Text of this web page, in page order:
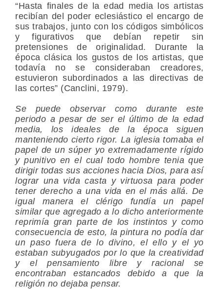
“Hasta finales de la edad media los artistas
recibían del poder eclesiástico el encargo de
sus trabajos, junto con los códigos simbólicos
y figurativos que debían repetir sin
pretensiones de originalidad. Durante la
época clásica los gustos de los artistas, que
todavía no se consideraban creadores,
estuvieron subordinados a las directivas de
las cortes” (Canclini, 1979).
Se puede observar como durante este
periodo a pesar de ser el último de la edad
media, los ideales de la época siguen
manteniendo cierto rigor. La iglesia tomaba el
papel de un súper yo extremadamente rígido
y punitivo en el cual todo hombre tenia que
dirigir todas sus acciones hacia Dios, para así
lograr una vida casta y virtuosa para poder
tener derecho a una vida en el más allá. De
igual manera el clérigo fundía un papel
similar que agregado a lo dicho anteriormente
reprimía gran parte de los instintos y como
consecuencia de esto, la pintura no podía dar
un paso fuera de lo divino, el ello y el yo
estaban subyugados por lo que la creatividad
y el pensamiento libre y racional se
encontraban estancados debido a que la
religión no dejaba pensar.